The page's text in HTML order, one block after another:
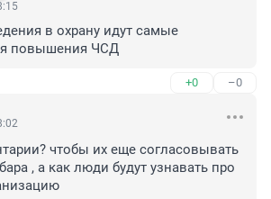
в охрану идут самые
повышения ЧСД
+0 –0
чтобы их еще согласовывать
, а как люди будут узнавать про